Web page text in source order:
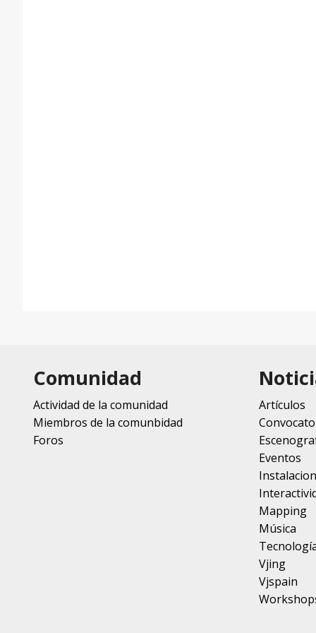
Comunidad
Actividad de la comunidad
Miembros de la comunbidad
Foros
Artículos
Eventos
Mapping
Música
Vjing
Vjspain